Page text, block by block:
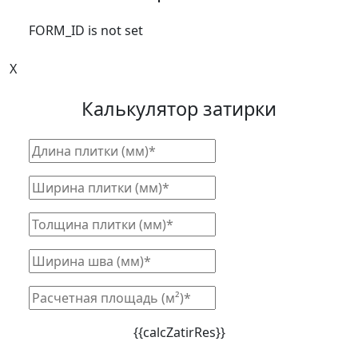
FORM_ID is not set
X
Калькулятор затирки
{{calcZatirRes}}